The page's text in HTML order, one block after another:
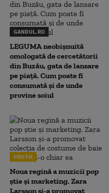
GANDUL.RO
LEGUMA neobișnuită
omologată de cercetătorii
din Buzău, gata de lansare
pe piață. Cum poate fi
consumată și de unde
provine soiul
PRO FM
Noua regină a muzicii pop
știe și marketing. Zara
Larsson și-a promovat